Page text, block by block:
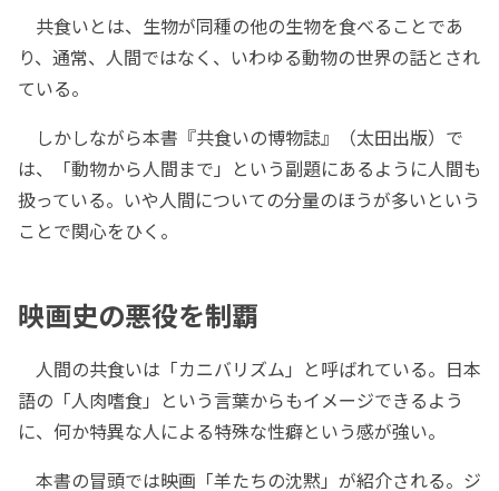
共食いとは、生物が同種の他の生物を食べることであ
り、通常、人間ではなく、いわゆる動物の世界の話とされ
ている。
しかしながら本書『共食いの博物誌』（太田出版）で
は、「動物から人間まで」という副題にあるように人間も
扱っている。いや人間についての分量のほうが多いという
ことで関心をひく。
映画史の悪役を制覇
人間の共食いは「カニバリズム」と呼ばれている。日本
語の「人肉嗜食」という言葉からもイメージできるよう
に、何か特異な人による特殊な性癖という感が強い。
本書の冒頭では映画「羊たちの沈黙」が紹介される。ジ